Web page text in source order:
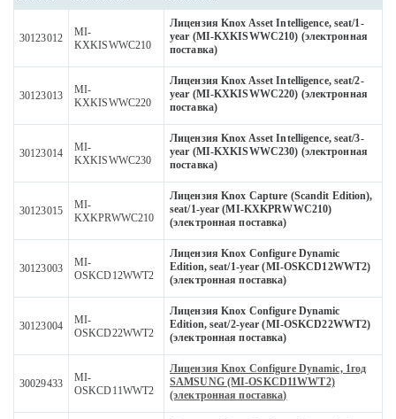
30123012
MI-
KXKISWWC210
Лицензия Knox Asset Intelligence, seat/1-
year (MI-KXKISWWC210) (электронная
поставка)
30123013
MI-
KXKISWWC220
Лицензия Knox Asset Intelligence, seat/2-
year (MI-KXKISWWC220) (электронная
поставка)
30123014
MI-
KXKISWWC230
Лицензия Knox Asset Intelligence, seat/3-
year (MI-KXKISWWC230) (электронная
поставка)
30123015
MI-
KXKPRWWC210
Лицензия Knox Capture (Scandit Edition),
seat/1-year (MI-KXKPRWWC210)
(электронная поставка)
30123003
MI-
OSKCD12WWT2
Лицензия Knox Configure Dynamic
Edition, seat/1-year (MI-OSKCD12WWT2)
(электронная поставка)
30123004
MI-
OSKCD22WWT2
Лицензия Knox Configure Dynamic
Edition, seat/2-year (MI-OSKCD22WWT2)
(электронная поставка)
30029433
MI-
OSKCD11WWT2
Лицензия Knox Configure Dynamic, 1год
SAMSUNG (MI-OSKCD11WWT2)
(электронная поставка)